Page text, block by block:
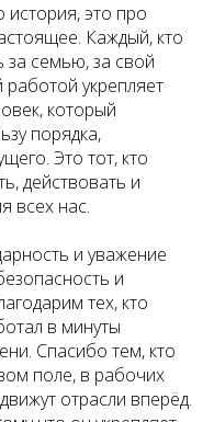
это про
Каждый, кто
за семью, за свой
работой укрепляет
который
порядка,
Это тот, кто
действовать и
всех нас.
и уважение
и
тех, кто
в минуты
Спасибо тем, кто
поле, в рабочих
отрасли вперёд.